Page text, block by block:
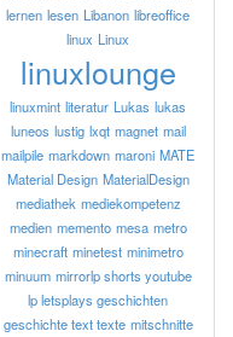
lernen lesen Libanon libreoffice
linux Linux
linuxlounge
linuxmint literatur Lukas lukas
luneos lustig lxqt magnet mail
mailpile markdown maroni MATE
Material Design MaterialDesign
mediathek mediekompetenz
medien memento mesa metro
minecraft minetest minimetro
minuum mirrorlp shorts youtube
lp letsplays geschichten
geschichte text texte mitschnitte